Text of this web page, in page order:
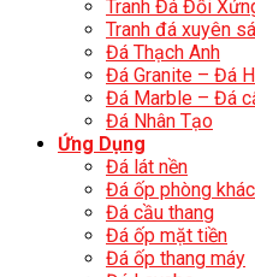
Tranh Đá Đối
Tranh đá xuyên
Đá Thạch Anh
Đá Granite – Đá
Đá Marble – Đá
Đá Nhân Tạo
Ứng Dụng
Đá lát nền
Đá ốp phòng
Đá cầu thang
Đá ốp mặt tiền
Đá ốp thang máy